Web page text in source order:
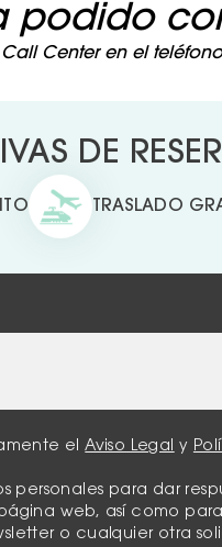
podido
Center en el teléfono
DE
TRASLADO
elAviso Legal y
personales para dar
web, así como
o cualquier otra